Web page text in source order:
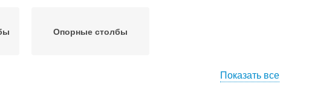
Опорные столбы
Показать все